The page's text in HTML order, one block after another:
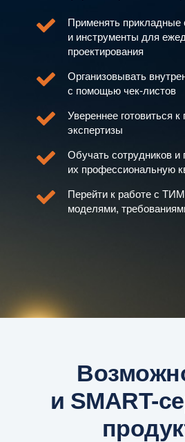
Применять прикладные
и инструменты для
проектирования
Организовывать
с помощью чек-листов
Увереннее готовиться
экспертизы
Обучать сотрудников и
их профессиональную
Перейти к работе с
моделями,
и SMART-